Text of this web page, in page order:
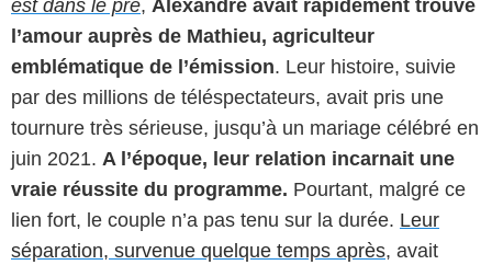
est dans le pré, Alexandre avait rapidement trouvé
l’amour auprès de Mathieu, agriculteur
emblématique de l’émission. Leur histoire, suivie
par des millions de téléspectateurs, avait pris une
tournure très sérieuse, jusqu’à un mariage célébré en
juin 2021. A l’époque, leur relation incarnait une
vraie réussite du programme. Pourtant, malgré ce
lien fort, le couple n’a pas tenu sur la durée. Leur
séparation, survenue quelque temps après, avait